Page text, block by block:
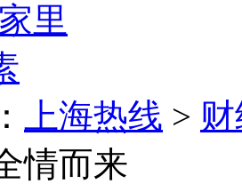
上海热线 >
情而来